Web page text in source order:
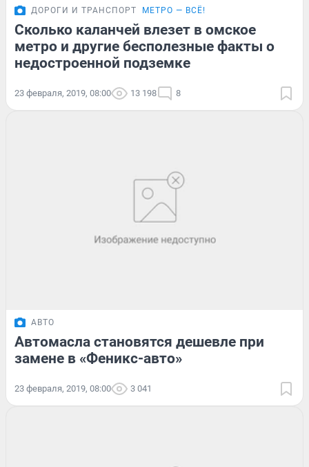
ДОРОГИ И ТРАНСПОРТ МЕТРО — ВСЁ!
Сколько каланчей влезет в омское
метро и другие бесполезные факты о
недостроенной подземке
23 февраля, 2019, 08:00 13 198 8
АВТО
Автомасла становятся дешевле при
замене в «Феникс-авто»
23 февраля, 2019, 08:00 3 041